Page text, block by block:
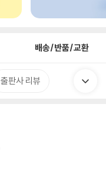
배송/반품/교환
출판사 리뷰